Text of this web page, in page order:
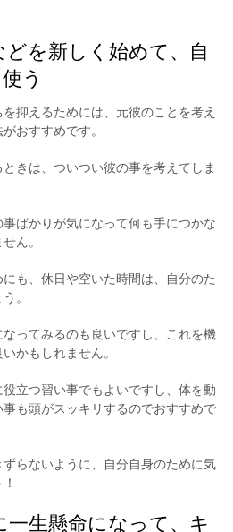
を新しく始めて、自
う
抑えるためには、元彼のことを考え
おすすめです。
きは、ついつい彼の事を考えてしま
ばかりが気になって何も手につかな
ん。
も、休日や空いた時間は、自分のた
。
ってみるのも良いですし、これを機
かもしれません。
立つ習い事でもよいですし、体を動
も頭がスッキリするのでおすすめで
らないように、自分自身のために気
生懸命になって、キ